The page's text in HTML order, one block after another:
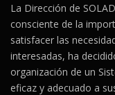
La Dirección de
consciente de la
satisfacer las
interesadas, ha
organización de un
eficaz y adecuado a